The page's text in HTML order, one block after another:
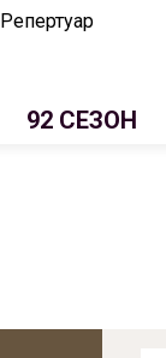
Репертуар
92 СЕЗОН